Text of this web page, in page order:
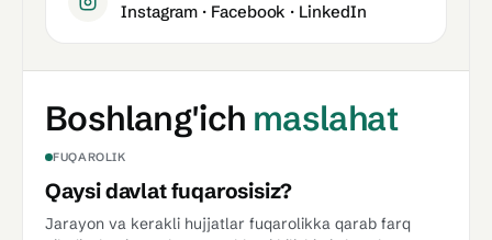
Instagram · Facebook · LinkedIn
Boshlang'ich maslahat
FUQAROLIK
Qaysi davlat fuqarosisiz?
Jarayon va kerakli hujjatlar fuqarolikka qarab farq